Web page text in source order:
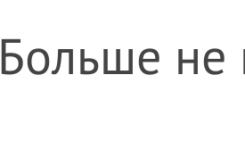
Больше не